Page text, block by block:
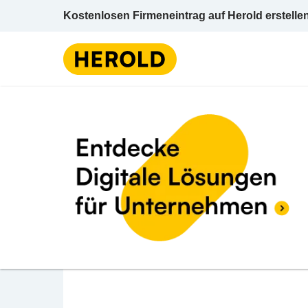
Kostenlosen Firmeneintrag auf Herold
3.8 (325) 325 BEWERTUNGENBEWERTUNG
mobiletouch austria
Lemböckgasse 49/Haus 1 / 3. OG / Top
Telekommunikation